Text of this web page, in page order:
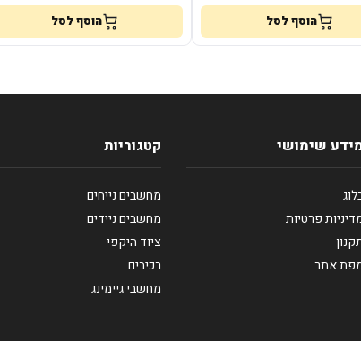
הוסף לסל הוסף לסל
שימושי
פרטיות
אתר
קטגוריות
מחשבים נייחים
מחשבים ניידים
ציוד היקפי
רכיבים
מחשבי גיימינג